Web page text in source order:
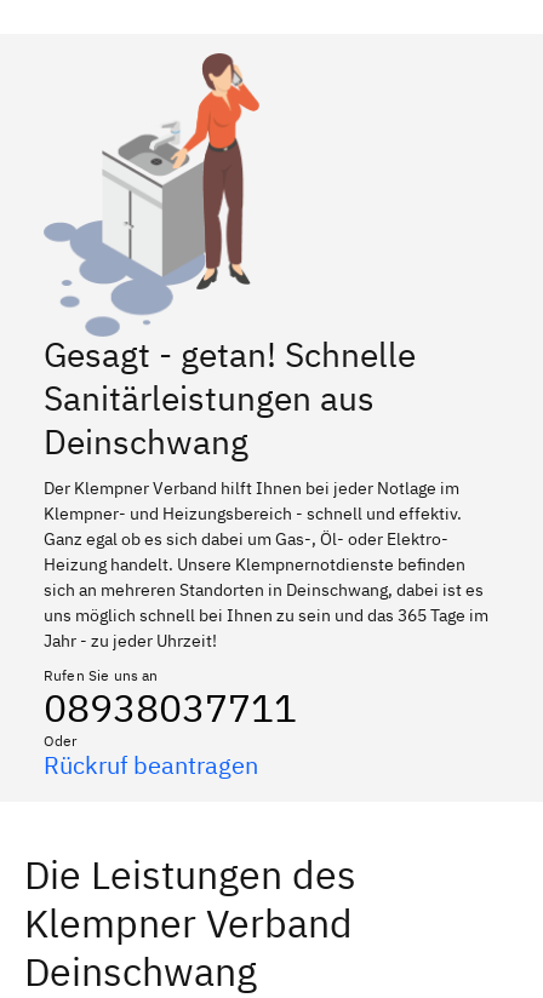
Gesagt - getan! Schnelle
Sanitärleistungen aus
Deinschwang
Der Klempner Verband hilft Ihnen bei jeder Notlage im
Klempner- und Heizungsbereich - schnell und effektiv.
Ganz egal ob es sich dabei um Gas-, Öl- oder Elektro-
Heizung handelt. Unsere Klempnernotdienste befinden
sich an mehreren Standorten in Deinschwang, dabei ist es
uns möglich schnell bei Ihnen zu sein und das 365 Tage im
Jahr - zu jeder Uhrzeit!
Rufen Sie uns an
08938037711
Oder
Rückruf beantragen
Die Leistungen des
Klempner Verband
Deinschwang